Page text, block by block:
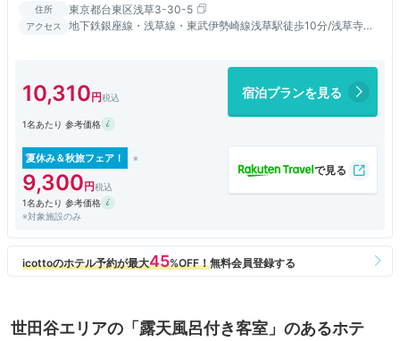
住所 東京都台東区浅草3-30-5
アクセス
地下鉄銀座線・浅草線・東武伊勢崎線浅草駅徒歩10分/浅草寺ま
10,310 宿泊プランを見る
1名あたり 参考価格
夏休み＆秋旅フェア！
9,300
1名あたり 参考価格
※対象施設のみ
世田谷エリアの「露天風呂付き客室」のあるホテ